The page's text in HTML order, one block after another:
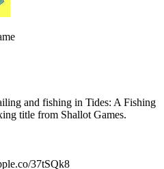
and fishing in Tides: A Fishing
title from Shallot Games.
37tSQk8